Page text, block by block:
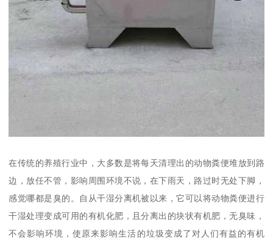
在传统的养殖行业中，大多数是将每天清理出的动物粪便堆放到路
边，放任不管，影响周围环境不说，在下雨天，路过时无处下脚，
感觉哪都是臭的。自从干湿分离机被以来，它可以将动物粪便进行
干湿处理变成可用的有机化肥，且分离出的块状有机肥，无臭味，
不会影响环境，使原来影响生活的垃圾变成了对人们有益的有机